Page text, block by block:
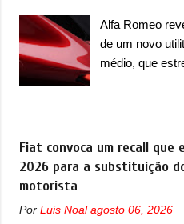
para todo
Ele será
Supercharger
ainda
apresentado no
seja,
a estreia deve
dia 30 de
vai apresentar
de altíssimo
de rua do
Alfa Romeo
de um novo
médio, que
revelou a
novo utilitário
previsto para
2027. O novo
uma nova
o novo modelo
Fiat convoca um recall que
2026 para a substituição
motorista
Por Luis Noal agosto 06, 2026